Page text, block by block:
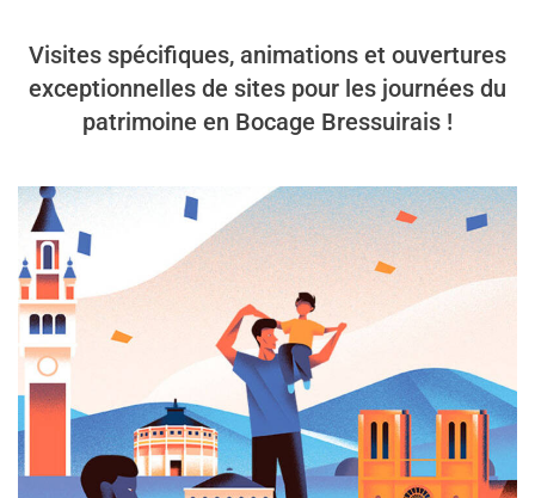
Visites spécifiques, animations et ouvertures
exceptionnelles de sites pour les journées du
patrimoine en Bocage Bressuirais !